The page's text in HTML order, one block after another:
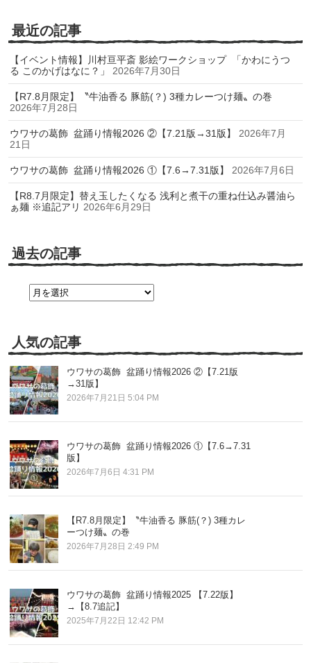
最近の記事
【イベント情報】川村亘平斎 影絵ワークショップ 「かわにうつ
る このかげはなに？」
2026年7月30日
【R7.8月限定】〝牛油香る 豚筋(？) 3種カレーつけ麺〟の巻
2026年7月28日
ウワサの葛飾 盆踊り情報2026 ②【7.21版→31版】
2026年7月
21日
ウワサの葛飾 盆踊り情報2026 ①【7.6→7.31版】 2026年7月6日
【R8.7月限定】替え玉したくなる 浅利と煮干の重ね仕込み醤油ら
ぁ麺 ※追記アリ 2026年6月29日
過去の記事
人気の記事
ウワサの葛飾 盆踊り情報2026 ②【7.21版
→31版】
2026年7月21日 5:04 PM
ウワサの葛飾 盆踊り情報2026 ①【7.6→7.31
版】
2026年7月6日 4:31 PM
【R7.8月限定】〝牛油香る 豚筋(？) 3種カレ
ーつけ麺〟の巻
2026年7月28日 2:49 PM
ウワサの葛飾 盆踊り情報2025 【7.22版】
→【8.7追記】
2025年7月22日 12:42 PM